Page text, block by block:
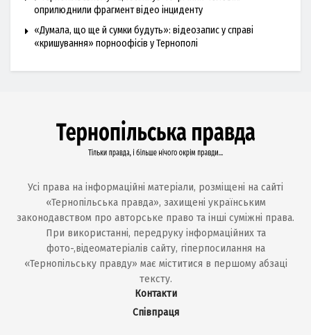
оприлюднили фрагмент відео інциденту
«Думала, що ще й сумки будуть»: відеозапис у справі
«кришування» порноофісів у Тернополі
Усі права на інформаційні матеріали, розміщені на сайті
«Тернопільська правда», захищені українським
законодавством про авторське право та інші суміжні права.
При використанні, передруку інформаційних та
фото-,відеоматеріалів сайту, гіперпосилання на
«Тернопільську правду» має міститися в першому абзаці
тексту.
Контакти
Співпраця